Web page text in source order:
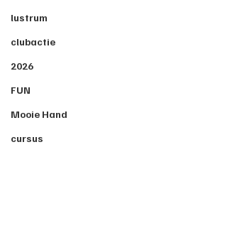
lustrum
clubactie
2026
FUN
Mooie Hand
cursus